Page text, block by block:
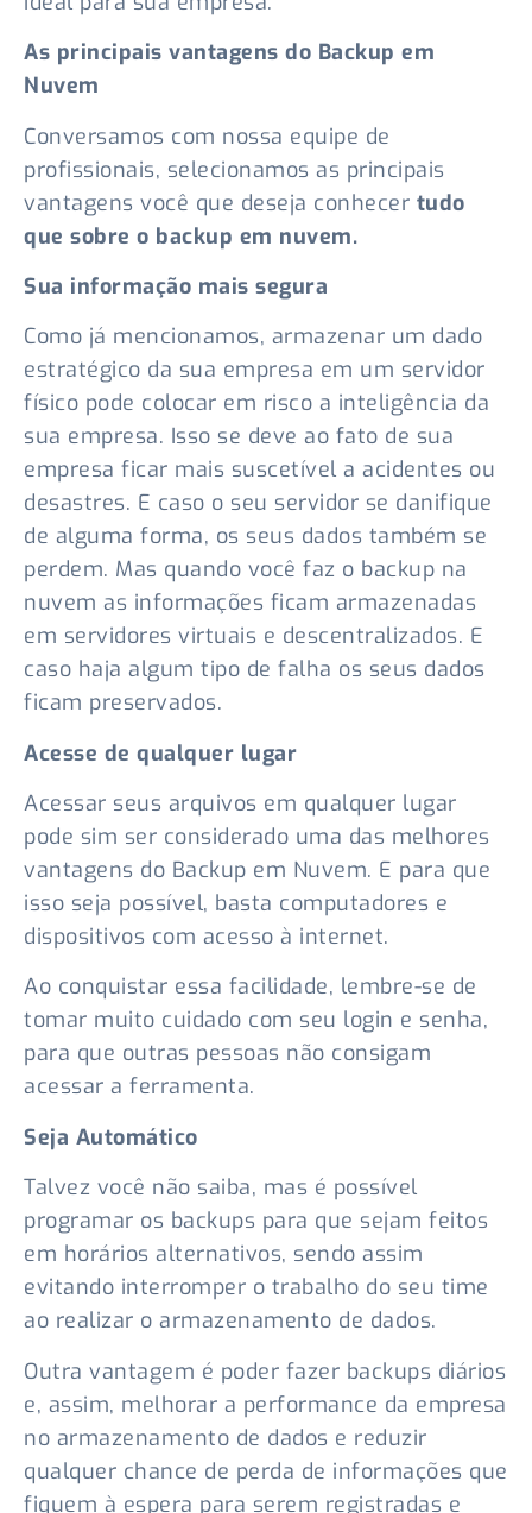
As principais vantagens do Backup em
Nuvem
Conversamos com nossa equipe de
profissionais, selecionamos as principais
vantagens você que deseja conhecer tudo
que sobre o backup em nuvem.
Sua informação mais segura
Como já mencionamos, armazenar um dado
estratégico da sua empresa em um servidor
físico pode colocar em risco a inteligência da
sua empresa. Isso se deve ao fato de sua
empresa ficar mais suscetível a acidentes ou
desastres. E caso o seu servidor se danifique
de alguma forma, os seus dados também se
perdem. Mas quando você faz o backup na
nuvem as informações ficam armazenadas
em servidores virtuais e descentralizados. E
caso haja algum tipo de falha os seus dados
ficam preservados.
Acesse de qualquer lugar
Acessar seus arquivos em qualquer lugar
pode sim ser considerado uma das melhores
vantagens do Backup em Nuvem. E para que
isso seja possível, basta computadores e
dispositivos com acesso à internet.
Ao conquistar essa facilidade, lembre-se de
tomar muito cuidado com seu login e senha,
para que outras pessoas não consigam
acessar a ferramenta.
Seja Automático
Talvez você não saiba, mas é possível
programar os backups para que sejam feitos
em horários alternativos, sendo assim
evitando interromper o trabalho do seu time
ao realizar o armazenamento de dados.
Outra vantagem é poder fazer backups diários
e, assim, melhorar a performance da empresa
no armazenamento de dados e reduzir
qualquer chance de perda de informações que
fiquem à espera para serem registradas e